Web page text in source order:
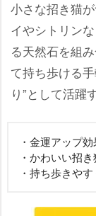
小さな招き猫
イやシトリン
る天然石を組
て持ち歩ける
り”として活躍
・金運アップ
・かわいい招
・持ち歩きや